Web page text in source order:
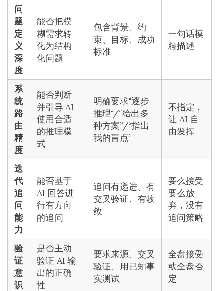
问
题
定
义
深
度
能否把模
糊需求转
化为结构
化问题
包含背景、约
束、目标、成功
标准
一句话模
糊描述
系
统
路
由
精
度
能否判断
并引导 AI
使用合适
的推理模
式
明确要求"逐步
推理"/“给出多
种方案”/“指出
我的盲点”
不指定，
让 AI 自
由发挥
迭
代
追
问
能
力
能否基于
AI 回答进
行有方向
的追问
追问有递进、有
交叉验证、有收
敛
要么接受
要么放
弃，没有
追问策略
验
证
意
识
是否主动
验证 AI 输
出的正确
性
要求来源、交叉
验证、用已知事
实测试
全盘接受
或全盘否
定